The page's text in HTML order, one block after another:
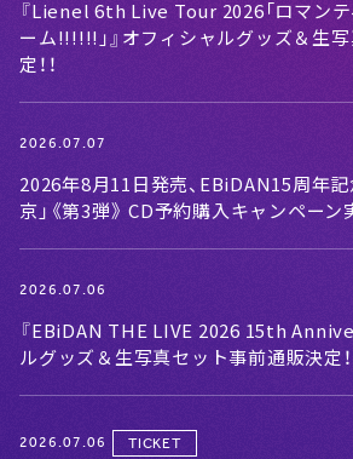
『Lienel 6th Live Tour 2026「ロマンテ
ーム!!!!!!」』オフィシャルグッズ＆生
定！！
2026.07.07
2026年8月11日発売、EBiDAN15周年記
京」《第3弾》 CD予約購入キャンペーン
2026.07.06
『EBiDAN THE LIVE 2026 15th
ルグッズ＆生写真セット事前通販決定！
2026.07.06 TICKET